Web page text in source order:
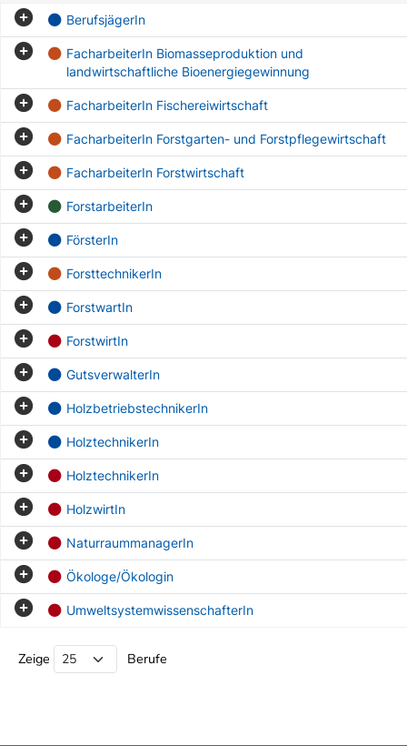
BerufsjägerIn
FacharbeiterIn Biomasseproduktion und
landwirtschaftliche Bioenergiegewinnung
FacharbeiterIn Fischereiwirtschaft
FacharbeiterIn Forstgarten- und Forstpflegewirtschaft
FacharbeiterIn Forstwirtschaft
ForstarbeiterIn
FörsterIn
ForsttechnikerIn
ForstwartIn
ForstwirtIn
GutsverwalterIn
HolzbetriebstechnikerIn
HolztechnikerIn
HolztechnikerIn
HolzwirtIn
NaturraummanagerIn
Ökologe/Ökologin
UmweltsystemwissenschafterIn
Zeige Berufe